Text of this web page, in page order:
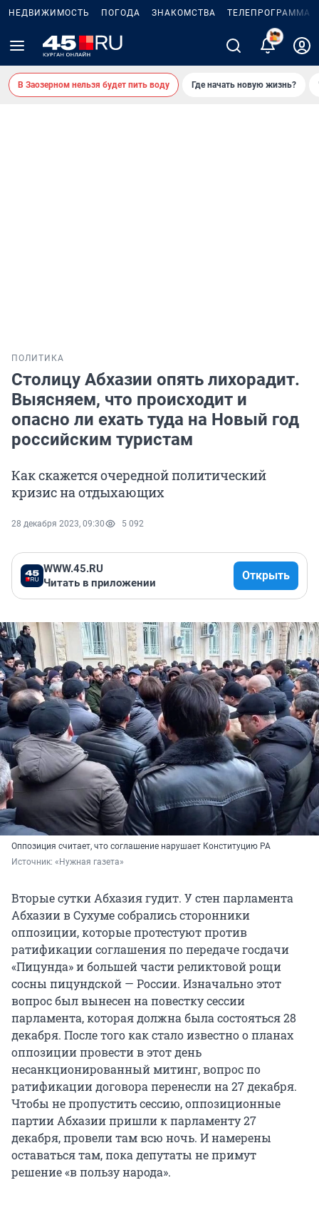
НЕДВИЖИМОСТЬ ПОГОДА ЗНАКОМСТВА ТЕЛЕПРОГРАММА
2
В Заозерном нельзя будет пить воду Где начать новую жизнь?
ПОЛИТИКА
Столицу Абхазии опять лихорадит.
Выясняем, что происходит и
опасно ли ехать туда на Новый год
российским туристам
Как скажется очередной политический
кризис на отдыхающих
28 декабря 2023, 09:30 5 092
WWW.45.RU
Читать в приложении
Открыть
Оппозиция считает, что соглашение нарушает Конституцию РА
Источник: «Нужная газета»
Вторые сутки Абхазия гудит. У стен парламента
Абхазии в Сухуме собрались сторонники
оппозиции, которые протестуют против
ратификации соглашения по передаче госдачи
«Пицунда» и большей части реликтовой рощи
сосны пицундской — России. Изначально этот
вопрос был вынесен на повестку сессии
парламента, которая должна была состояться 28
декабря. После того как стало известно о планах
оппозиции провести в этот день
несанкционированный митинг, вопрос по
ратификации договора перенесли на 27 декабря.
Чтобы не пропустить сессию, оппозиционные
партии Абхазии пришли к парламенту 27
декабря, провели там всю ночь. И намерены
оставаться там, пока депутаты не примут
решение «в пользу народа».